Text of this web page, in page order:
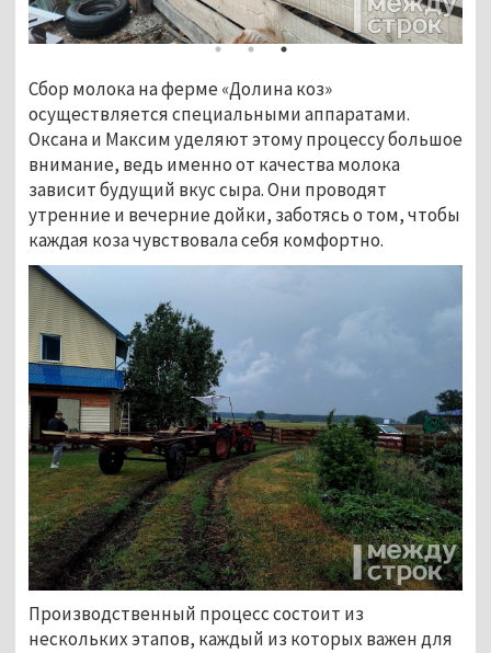
Сбор молока на ферме «Долина коз»
осуществляется специальными аппаратами.
Оксана и Максим уделяют этому процессу большое
внимание, ведь именно от качества молока
зависит будущий вкус сыра. Они проводят
утренние и вечерние дойки, заботясь о том, чтобы
каждая коза чувствовала себя комфортно.
Производственный процесс состоит из
нескольких этапов, каждый из которых важен для